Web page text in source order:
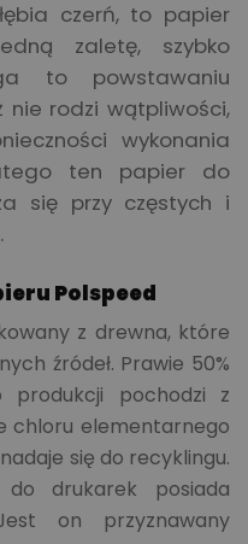
czerń, to papier
zaletę, szybko
to powstawaniu
rodzi wątpliwości,
wykonania
ten papier do
się przy częstych i
Polspeed
z drewna, które
źródeł. Prawie 50%
produkcji pochodzi z
chloru elementarnego
się do recyklingu.
drukarek posiada
on przyznawany